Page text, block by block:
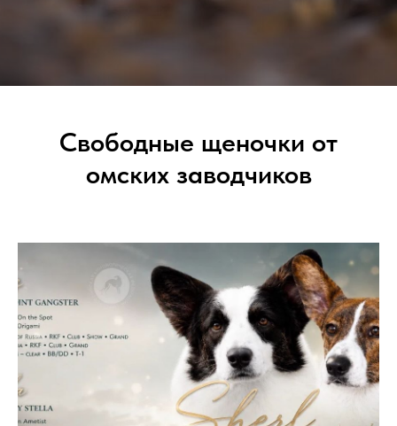
Свободные щеночки от
омских заводчиков